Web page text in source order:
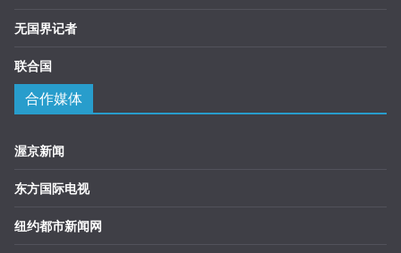
无国界记者
联合国
合作媒体
渥京新闻
东方国际电视
纽约都市新闻网